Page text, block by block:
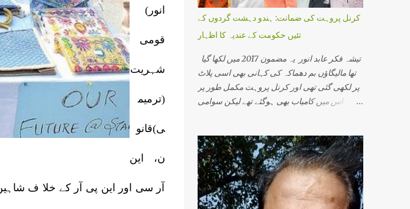
انور)
قومی
شہریت
(ترمیم
ی)قانو
ن، این
آر سی اور این پی آر کے خلا ف
کرنل پروہت کی ضمانت: ہندو دہشت گردوں کے
تئیں حکومت کے عندیہ کا اظہار
تھا مالیگاؤں بم دھماکہ کی کہانی بھی اسی پلاٹ
پر لکھی گئی تھی اور کرنل پروہت مکمل طور پر
اس میں کامیاب بھی ہوگئے تھے لیکن سوامی
دہشت گردی کی ایک نئی کہانی سامنے آئی۔اس
میں وہ تمام لوگ شامل تھے جو ہندوستانی سماج
ایک مذہبی گرو، ایک محافظ اور ایک اپدیشک کے
طور پرجانے جاتے تھے۔ اس میں پرگیہ سنگھ ٹھاکر،
کرنل پروہت، سوامی اسیمانند اور آر ایس ایس